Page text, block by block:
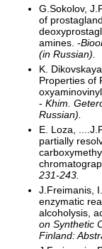
G.Sokolov,
of
amines. -
(in Russian).
K.
Properties of
- Khim.
Russian).
E. Loza,
partially
231-243.
J.Freimanis,
enzymatic
alcoholysis,
on Synthetic
Finland: